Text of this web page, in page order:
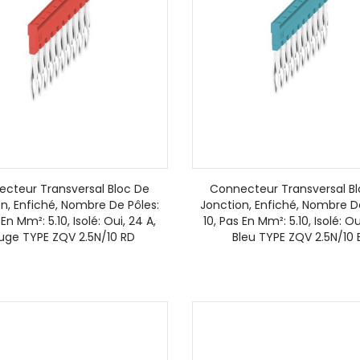
Transversal Bloc De
Enfiché, Nombre De Pôles:
Mm²: 5.10, Isolé: Oui, 24 A,
TYPE ZQV 2.5N/10 RD
Connecteur Transversal
Jonction, Enfiché, Nombre
10, Pas En Mm²: 5.10, Isolé:
Bleu TYPE ZQV 2.5N/10